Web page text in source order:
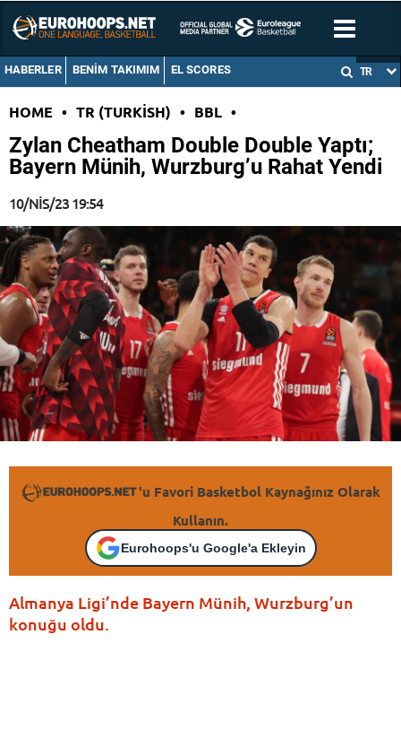
HABERLER BENIM TAKIMIM EL SCORES TR
HOME • TR (TURKISH) • BBL •
Zylan Cheatham Double Double Yaptı;
Bayern Münih, Wurzburg’u Rahat Yendi
10/NIS/23 19:54
'u Favori Basketbol Kaynağınız Olarak
Kullanın.
Eurohoops'u Google'a Ekleyin
Almanya Ligi’nde Bayern Münih, Wurzburg’un
konuğu oldu.